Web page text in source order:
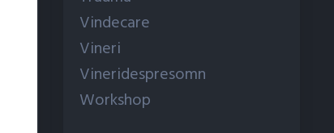
Vindecare
Vineri
Vineridespresomn
Workshop